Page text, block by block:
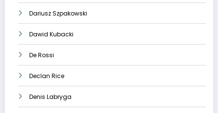
Dariusz Szpakowski
Dawid Kubacki
De Rossi
Declan Rice
Denis Labryga